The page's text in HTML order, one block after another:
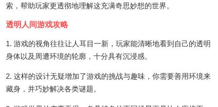
索，帮助玩家更透彻地理解这充满奇思妙想的世界。
透明人间游戏攻略
1. 游戏的视角往往让人耳目一新，玩家能清晰地看到自己的透明
身体以及周遭环境的轮廓，十分具有沉浸感。
2. 这样的设计无疑增加了游戏的挑战与趣味，你需要善用环境来
藏身，并巧妙解决各类谜题。